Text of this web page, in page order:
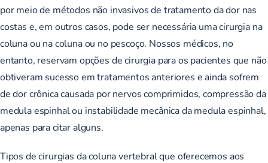
por meio de métodos não invasivos de tratamento da dor nas
costas e, em outros casos, pode ser necessária uma cirurgia na
coluna ou na coluna ou no pescoço. Nossos médicos, no
entanto, reservam opções de cirurgia para os pacientes que não
obtiveram sucesso em tratamentos anteriores e ainda sofrem
de dor crônica causada por nervos comprimidos, compressão da
medula espinhal ou instabilidade mecânica da medula espinhal,
apenas para citar alguns.
Tipos de cirurgias da coluna vertebral que oferecemos aos